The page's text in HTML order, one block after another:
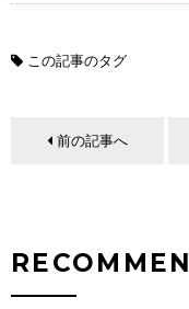
この記事のタグ
前の記事へ